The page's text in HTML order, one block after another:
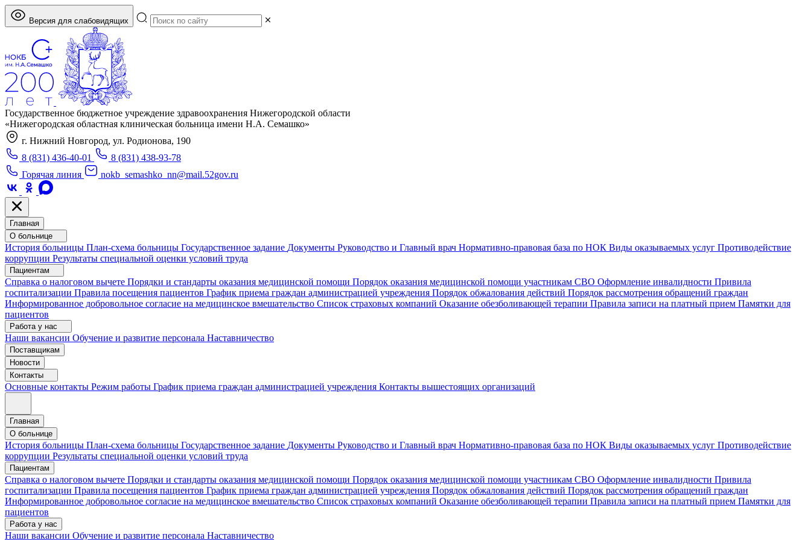
Версия для слабовидящих
Государственное бюджетное учреждение здравоохранения Нижегородской области
«Нижегородская областная клиническая больница имени Н.А. Семашко»
г. Нижний Новгород, ул. Родионова, 190
8 (831) 436-40-01
8 (831) 438-93-78
Горячая линия
nokb_semashko_nn@mail.52gov.ru
Главная
О больнице
История больницы План-схема больницы Государственное задание Документы Руководство и Главный врач Нормативно-правовая база по НОК Виды оказываемых услуг Противодействие
коррупции Результаты специальной оценки условий труда
Пациентам
Справка о налоговом вычете Порядки и стандарты оказания медицинской помощи Порядок оказания медицинской помощи участникам СВО Оформление инвалидности Привила
госпитализации Правила посещения пациентов График приема граждан администрацией учреждения Порядок обжалования действий Порядок рассмотрения обращений граждан
Информированное добровольное согласие на медицинское вмешательство Список страховых компаний Оказание обезболивающей терапии Правила записи на платный прием Памятки для
пациентов
Работа у нас
Наши вакансии Обучение и развитие персонала Наставничество
Поставщикам
Новости
Контакты
Основные контакты Режим работы График приема граждан администрацией учреждения Контакты вышестоящих организаций
Главная
О больнице
История больницы План-схема больницы Государственное задание Документы Руководство и Главный врач Нормативно-правовая база по НОК Виды оказываемых услуг Противодействие
коррупции Результаты специальной оценки условий труда
Пациентам
Справка о налоговом вычете Порядки и стандарты оказания медицинской помощи Порядок оказания медицинской помощи участникам СВО Оформление инвалидности Привила
госпитализации Правила посещения пациентов График приема граждан администрацией учреждения Порядок обжалования действий Порядок рассмотрения обращений граждан
Информированное добровольное согласие на медицинское вмешательство Список страховых компаний Оказание обезболивающей терапии Правила записи на платный прием Памятки для
пациентов
Работа у нас
Наши вакансии Обучение и развитие персонала Наставничество